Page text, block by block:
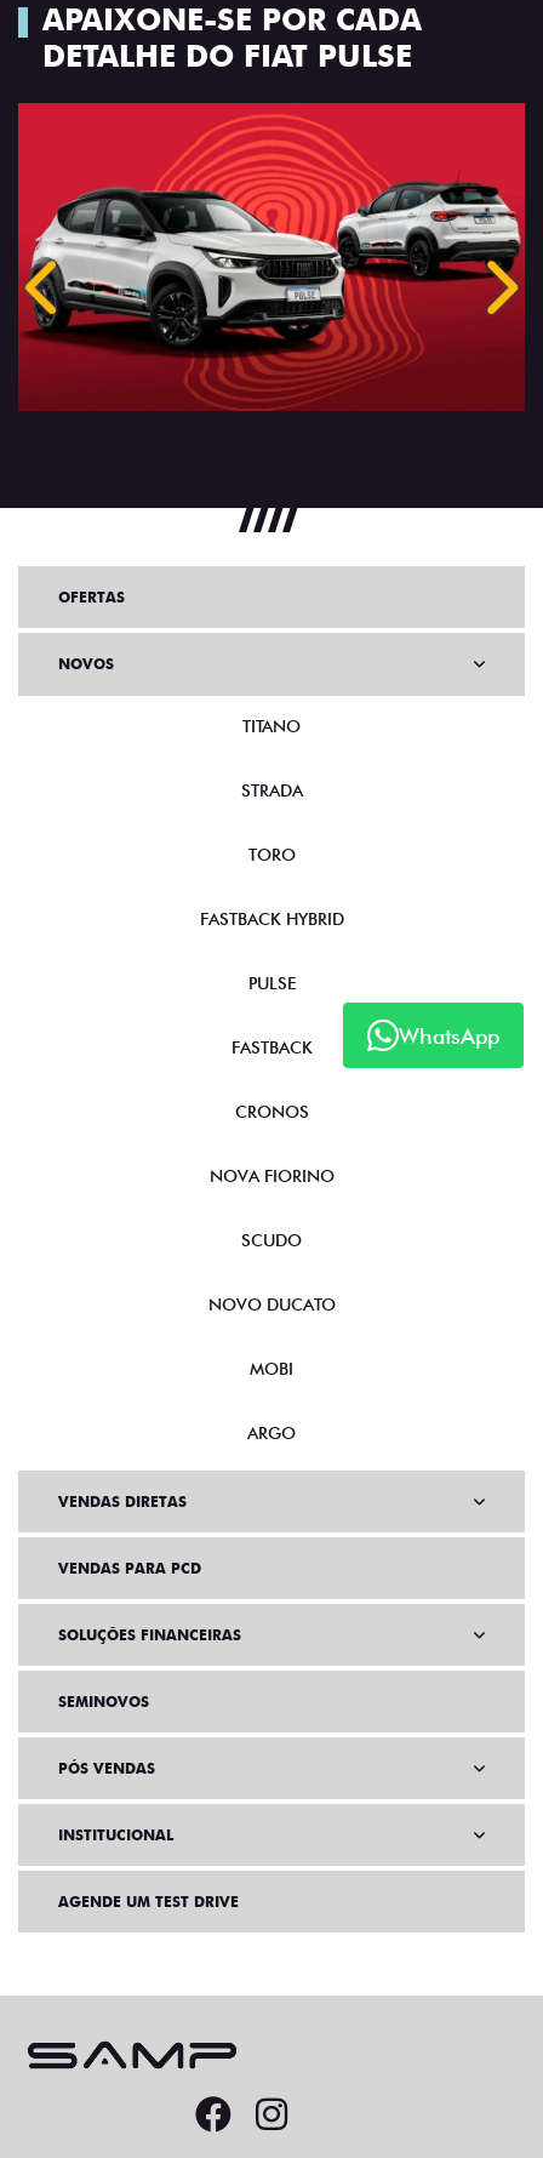
APAIXONE-SE POR CADA
DETALHE DO FIAT PULSE
Anterior
WhatsApp
OFERTAS
NOVOS
TITANO
STRADA
TORO
FASTBACK HYBRID
PULSE
FASTBACK
CRONOS
NOVA FIORINO
SCUDO
NOVO DUCATO
MOBI
ARGO
VENDAS DIRETAS
VENDAS PARA PCD
SOLUÇÕES FINANCEIRAS
SEMINOVOS
PÓS VENDAS
INSTITUCIONAL
AGENDE UM TEST DRIVE